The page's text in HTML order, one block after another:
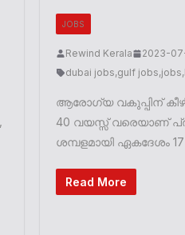
JOBS
Rewind Kerala 2023-
dubai jobs,gulf jobs,jobs,
ആരോഗ്യ വകുപ്പിന്
40 വയസ്സ് വരെയാണ്
ശമ്പളമായി ഏകദേശം
Read More